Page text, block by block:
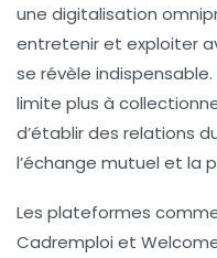
une digitalisation
entretenir et exploiter
se révèle
limite plus à
d’établir des relations
l’échange mutuel et la
Les plateformes
Cadremploi et